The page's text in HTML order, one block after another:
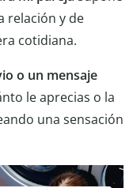
relación y de
cotidiana.
o un mensaje
le aprecias o la
una sensación